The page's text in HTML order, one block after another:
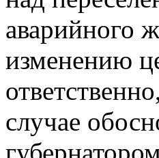
аварийного
изменению
случае